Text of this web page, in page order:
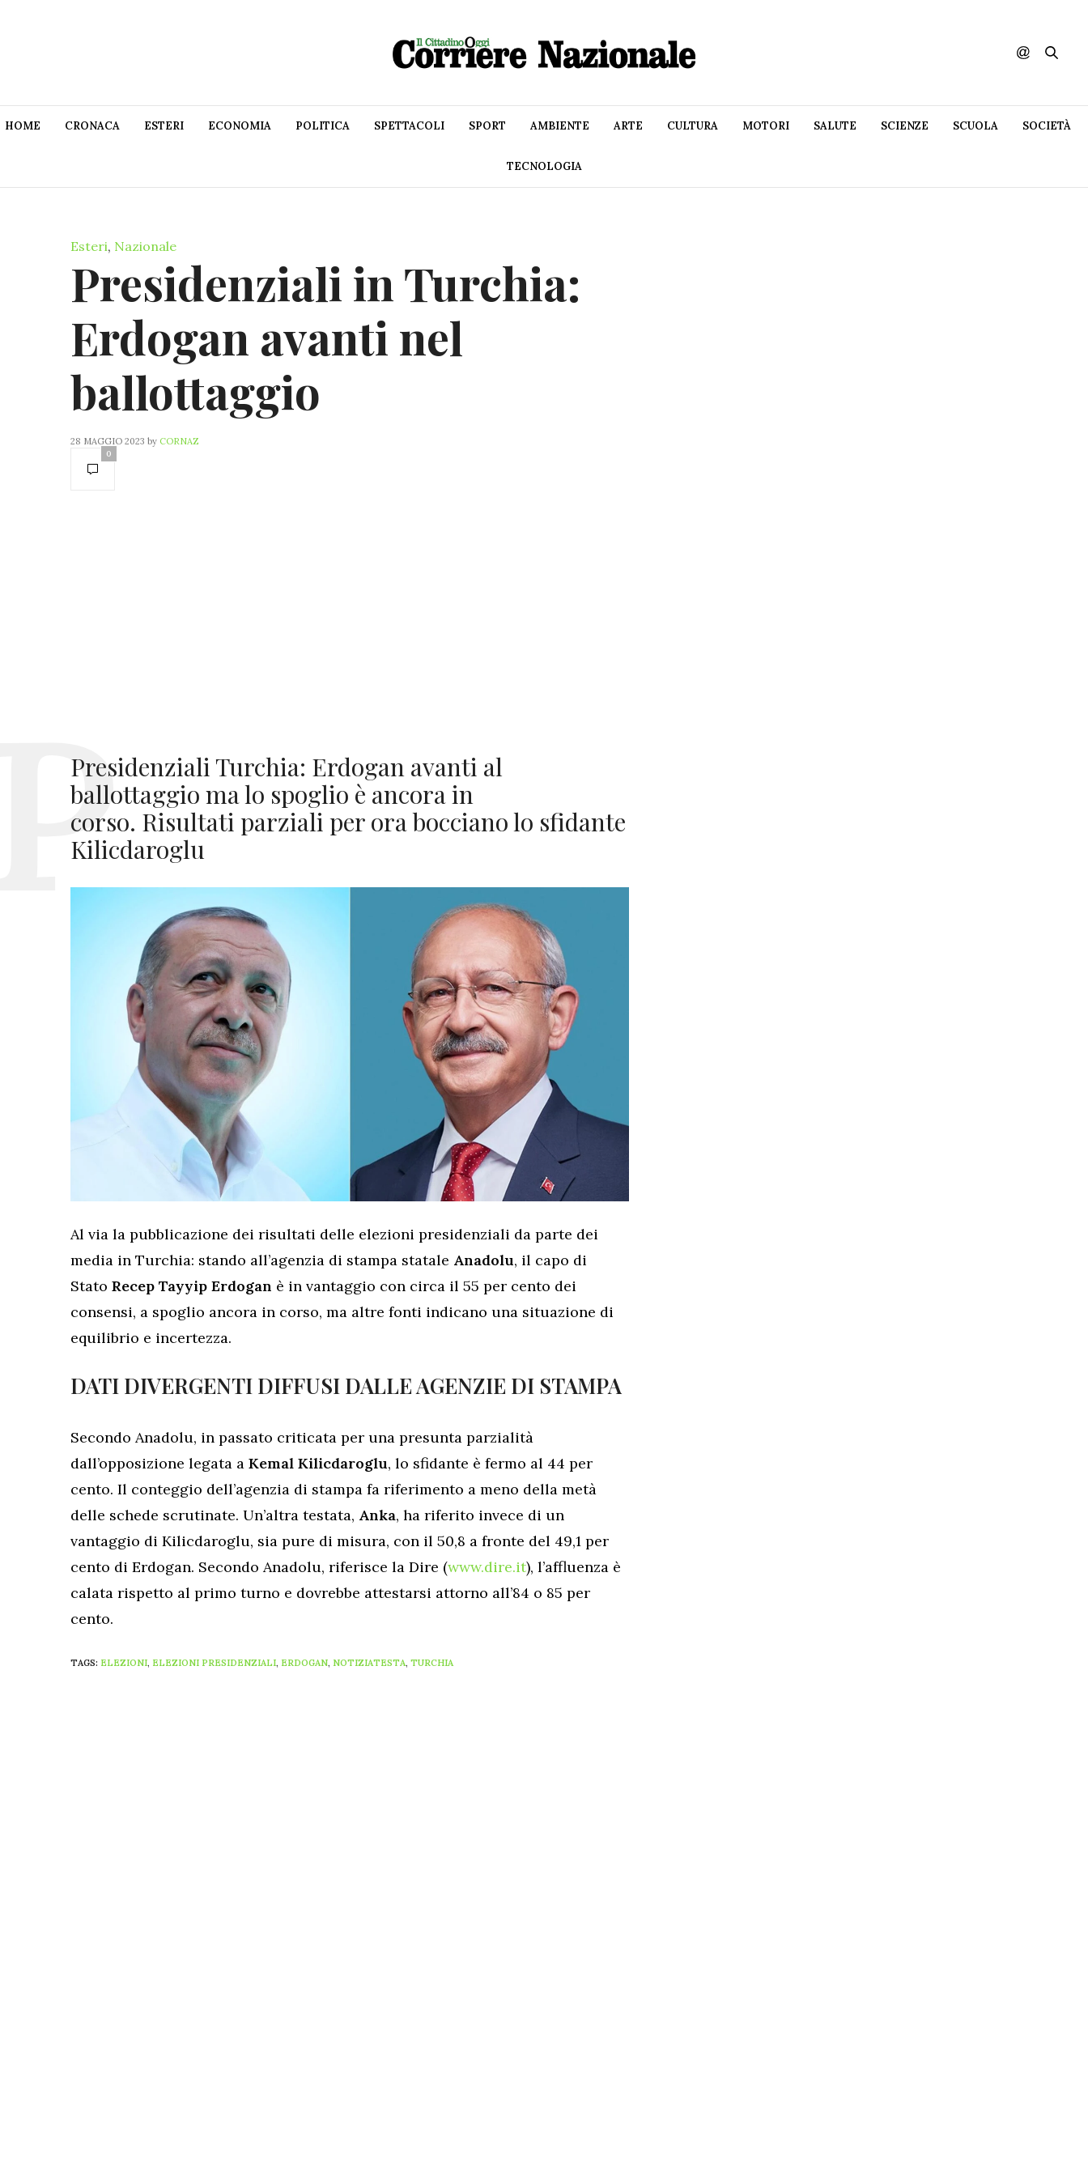
HOME CRONACA ESTERI ECONOMIA POLITICA SPETTACOLI SPORT AMBIENTE ARTE CULTURA MOTORI SALUTE SCIENZE SCUOLA SOCIETÀ
TECNOLOGIA
Esteri, Nazionale
Presidenziali in Turchia:
Erdogan avanti nel
ballottaggio
28 MAGGIO 2023 by CORNAZ
0
Presidenziali Turchia: Erdogan avanti al
ballottaggio ma lo spoglio è ancora in
corso. Risultati parziali per ora bocciano lo sfidante
Kilicdaroglu
Al via la pubblicazione dei risultati delle elezioni presidenziali da parte dei
media in Turchia: stando all’agenzia di stampa statale Anadolu, il capo di
Stato Recep Tayyip Erdogan è in vantaggio con circa il 55 per cento dei
consensi, a spoglio ancora in corso, ma altre fonti indicano una situazione di
equilibrio e incertezza.
DATI DIVERGENTI DIFFUSI DALLE AGENZIE DI STAMPA
Secondo Anadolu, in passato criticata per una presunta parzialità
dall’opposizione legata a Kemal Kilicdaroglu, lo sfidante è fermo al 44 per
cento. Il conteggio dell’agenzia di stampa fa riferimento a meno della metà
delle schede scrutinate. Un’altra testata, Anka, ha riferito invece di un
vantaggio di Kilicdaroglu, sia pure di misura, con il 50,8 a fronte del 49,1 per
cento di Erdogan. Secondo Anadolu, riferisce la Dire (www.dire.it), l’affluenza è
calata rispetto al primo turno e dovrebbe attestarsi attorno all’84 o 85 per
cento.
TAGS: ELEZIONI, ELEZIONI PRESIDENZIALI, ERDOGAN, NOTIZIATESTA, TURCHIA